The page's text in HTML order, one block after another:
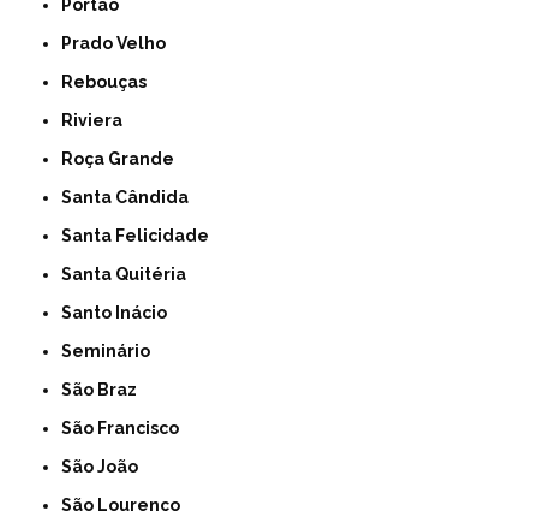
Portão
Prado Velho
Rebouças
Riviera
Roça Grande
Santa Cândida
Santa Felicidade
Santa Quitéria
Santo Inácio
Seminário
São Braz
São Francisco
São João
São Lourenço